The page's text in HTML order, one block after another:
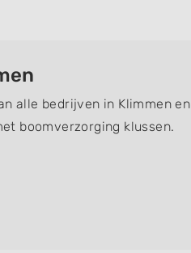
alle bedrijven in Klimmen en
boomverzorging klussen.